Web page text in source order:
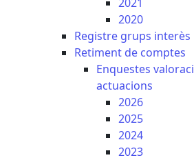
2020
Registre grups interès
Retiment de comptes
Enquestes
actuacions
2026
2025
2024
2023